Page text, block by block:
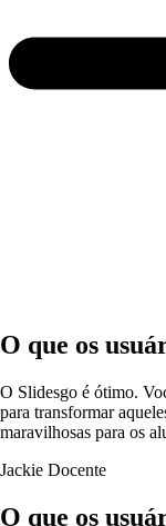
O que os
O Slidesgo é ótimo.
para transformar
maravilhosas para os
Jackie Docente
O que os